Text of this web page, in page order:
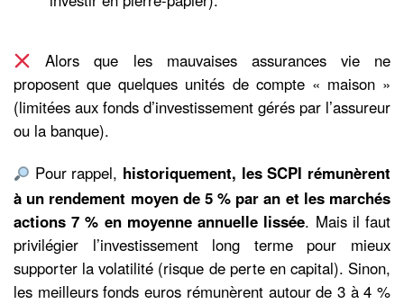
Alors que les mauvaises assurances vie ne
proposent que quelques unités de compte « maison »
(limitées aux fonds d’investissement gérés par l’assureur
ou la banque).
Pour rappel, historiquement, les SCPI rémunèrent
à un rendement moyen de 5 % par an et les marchés
actions 7 % en moyenne annuelle lissée. Mais il faut
privilégier l’investissement long terme pour mieux
supporter la volatilité (risque de perte en capital). Sinon,
les meilleurs fonds euros rémunèrent autour de 3 à 4 %